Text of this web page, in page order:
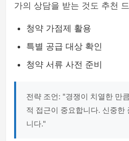
가의 상담을 받는 것도 추천
청약 가점제 활용
특별 공급 대상 확인
청약 서류 사전 준비
전략 조언: "경쟁이 치열한 만
적 접근이 중요합니다. 신중한
니다."